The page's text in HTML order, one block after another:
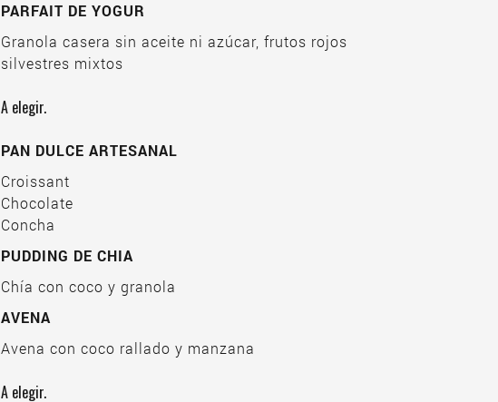
PARFAIT DE YOGUR
Granola casera sin aceite ni azúcar, frutos rojos
silvestres mixtos
A elegir.
PAN DULCE ARTESANAL
Croissant
Chocolate
Concha
PUDDING DE CHIA
Chía con coco y granola
AVENA
Avena con coco rallado y manzana
A elegir.